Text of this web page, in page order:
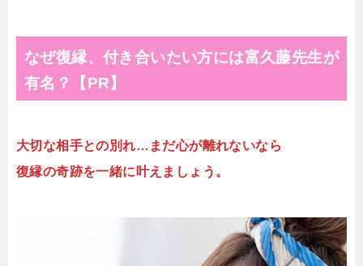
なぜ復縁、付き合いたい方には富久藤先生が
有名？【PR】
大切な相手との別れ…まだ心が離れないなら
復縁の奇跡を一緒に叶えましょう。